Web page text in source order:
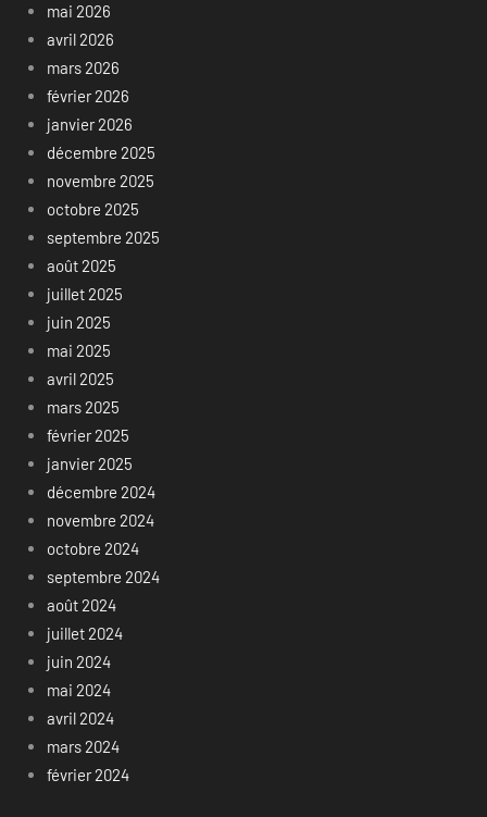
mai 2026
avril 2026
mars 2026
février 2026
janvier 2026
décembre 2025
novembre 2025
octobre 2025
septembre 2025
août 2025
juillet 2025
juin 2025
mai 2025
avril 2025
mars 2025
février 2025
janvier 2025
décembre 2024
novembre 2024
octobre 2024
septembre 2024
août 2024
juillet 2024
juin 2024
mai 2024
avril 2024
mars 2024
février 2024